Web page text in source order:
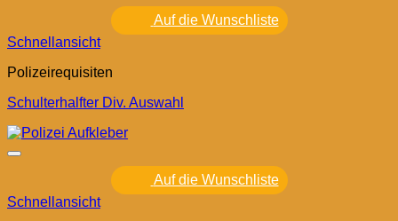
Auf die Wunschliste
Schnellansicht
Polizeirequisiten
Schulterhalfter Div. Auswahl
Auf die Wunschliste
Schnellansicht